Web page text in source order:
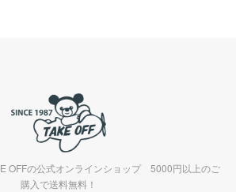
OFFの公式オンラインショップ 5000円以上のご
購入で送料無料！